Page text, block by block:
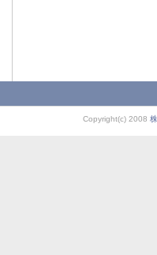
Copyright(c) 2008